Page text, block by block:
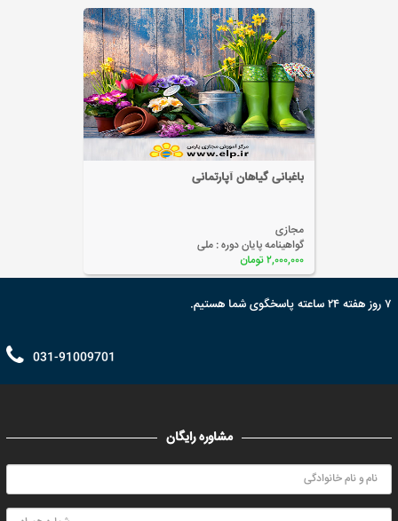
کشت و فراوری زعفران
مجازی
گواهینامه پایان دوره :ملی
۲,۰۰۰,۰۰۰ تومان
۷ روز هفته ۲۴ ساعته پاسخگوی شما هستیم.
031-91009701
مشاوره رایگان